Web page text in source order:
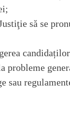
să se
probleme
sau